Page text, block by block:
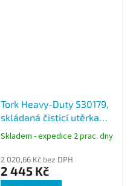
Tork Heavy-Duty 530179,
skládaná čisticí utěrka
Premium, W4, karton 4 x
Skladem - expedice 2 prac. dny
2 020,66 Kč bez DPH
2 445 Kč